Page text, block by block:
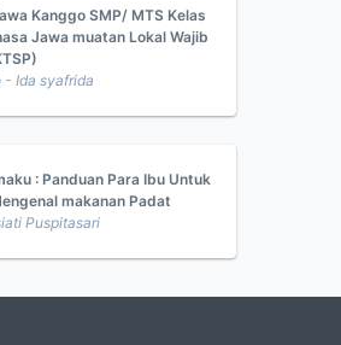
Kanggo SMP/ MTS Kelas
Jawa muatan Lokal Wajib
- Ida syafrida
: Panduan Para Ibu Untuk
makanan Padat
Puspitasari